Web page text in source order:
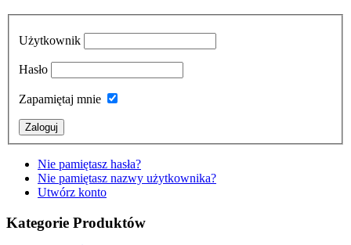
Użytkownik
Hasło
Zapamiętaj mnie
Nie pamiętasz hasła?
Nie pamiętasz nazwy użytkownika?
Utwórz konto
Kategorie Produktów